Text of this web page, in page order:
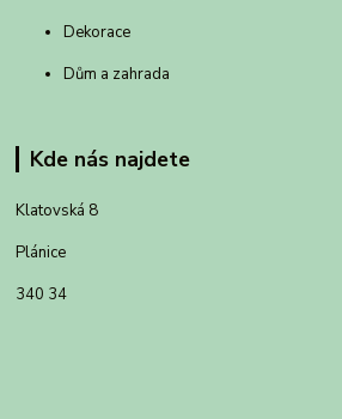
Dekorace
Dům a zahrada
Kde nás najdete
Klatovská 8
Plánice
340 34